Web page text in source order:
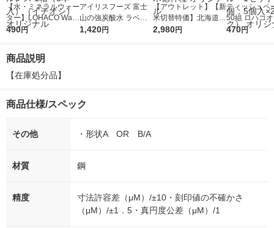
【水・ミネラルウォー
ター】LOHACO Wate
r（ロハコウォータ
シ） オリジナル
490円
アイリスフーズ 富士
山の強炭酸水 ラベル
レス 500ml 1箱（24
1,420円
【アウトレット】【新
米切替特価】北海道産
ななつぼし 無洗米 5k
2,980円
ティッシュペ
50組 ロハコ
ルソフトパッ
470円
商品説明
【在庫処分品】
商品仕様/スペック
その他 ・形状A OR B/A
材質 鋼
精度
寸法許容差（μM）/±10・刻印値の不確かさ
（μM）/±1．5・真円度公差（μM）/1